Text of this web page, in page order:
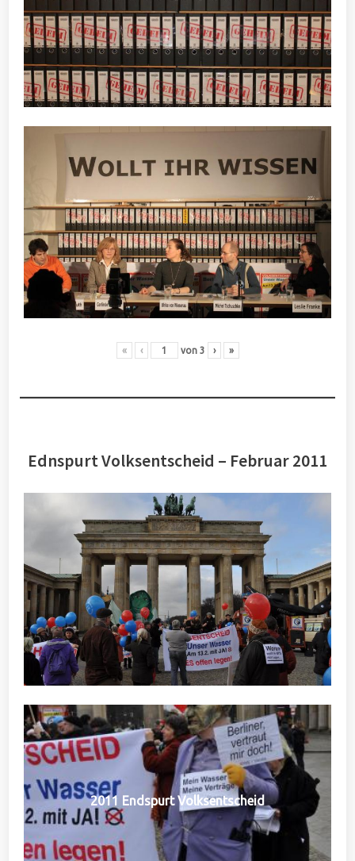
« ‹ von 3 › »
Ednspurt Volksentscheid – Februar 2011
2011 Endspurt Volksentscheid